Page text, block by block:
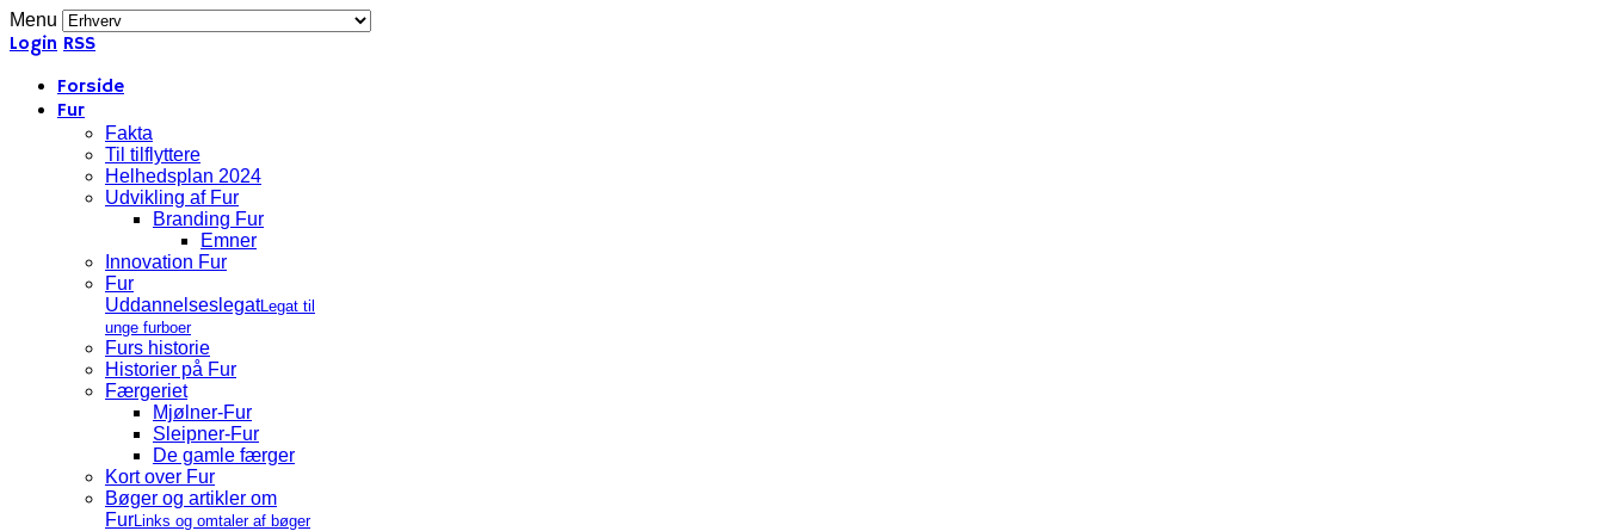
Menu
Login RSS
Forside
Fur
Fakta
Til tilflyttere
Helhedsplan 2024
Udvikling af Fur
Branding Fur
Emner
Innovation Fur
Fur
UddannelseslegatLegat til
unge furboer
Furs historie
Historier på Fur
Færgeriet
Mjølner-Fur
Sleipner-Fur
De gamle færger
Kort over Fur
Bøger og artikler om
FurLinks og omtaler af bøger